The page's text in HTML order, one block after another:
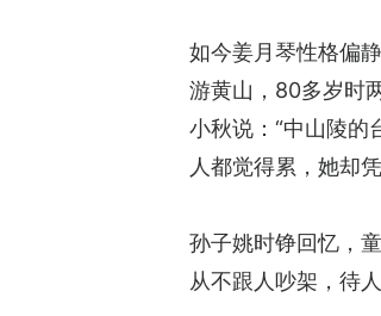
如今姜月琴性格偏
游黄山，80多岁时
小秋说：“中山陵的
人都觉得累，她却
孙子姚时铮回忆，
从不跟人吵架，待